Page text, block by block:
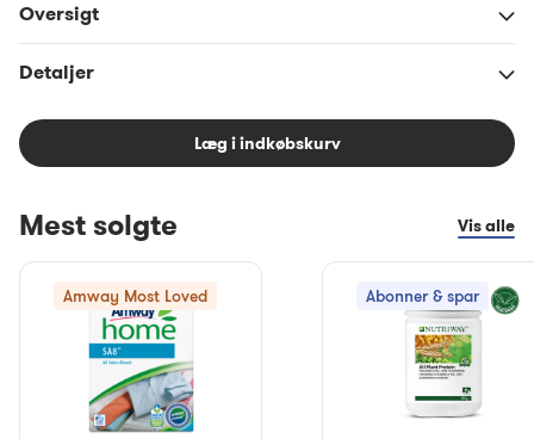
Oversigt
Detaljer
Læg i indkøbskurv
Mest solgte Vis alle
Amway Most Loved Abonner & spar